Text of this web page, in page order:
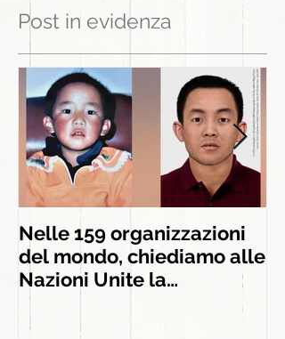
Post in evidenza
Nelle 159 organizzazioni
del mondo, chiediamo alle
Nazioni Unite la
liberazione di Panchen
Lama